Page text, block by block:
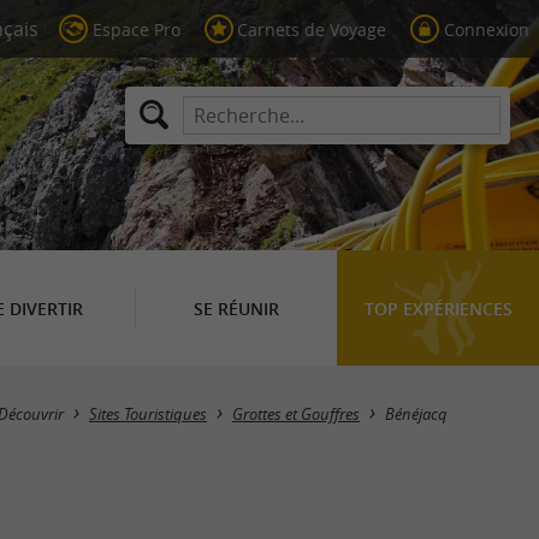
Espace Pro Carnets de Voyage Connexion
DIVERTIR SE RÉUNIR TOP EXPÉRIENCES
Masquer la carte
Sites Touristiques Grottes et Gouffres Bénéjacq